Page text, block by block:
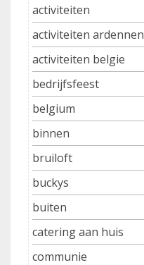
activiteiten
activiteiten ardennen
activiteiten belgie
bedrijfsfeest
belgium
binnen
bruiloft
buckys
buiten
catering aan huis
communie